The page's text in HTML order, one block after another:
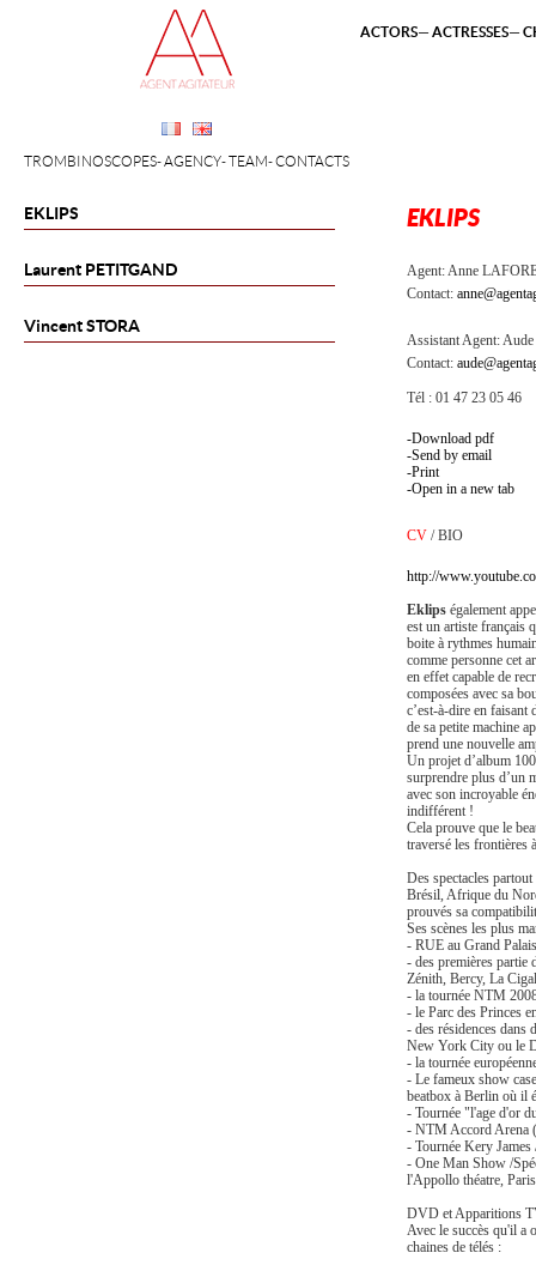
EKLIPS
Laurent PETITGAND
VincentSTORA
TROMBINOSCOPES AGENCY TEAM CONTACTS
ACTORS ACTRESSES
EKLIPS
Agent:Anne
Contact:
Assistant Agent:Aude
Contact:
Tél : 01 47 23 05 46
Download pdf
Send by email
Print
Open in a new tab
CV /BIO
http://
Eklips également
est un artiste français
boite à rythmes
comme personne cet
en effet capable de
composées avec sa
c’est-à-dire en faisant
de sa petite machine
prend une nouvelle
Un projet d’album
surprendre plus d’un
avec son incroyable
indifférent !
Cela prouve que le
traversé les frontières
Des spectacles
Brésil, Afrique du
prouvés sa
Ses scènes les plus
- RUE au Grand
- des premières partie
Zénith, Bercy, La
- la tournée NTM
- le Parc des Princes
- des résidences
New York City ou le
- la tournée
- Le fameux show
beatbox à Berlin où il
- Tournée "l'age d'or
- NTM Accord Arena
- Tournée Kery
- One Man Show /
l'Appollo théatre,
DVD et Apparitions
Avec le succès qu'il a
chaines de télés :